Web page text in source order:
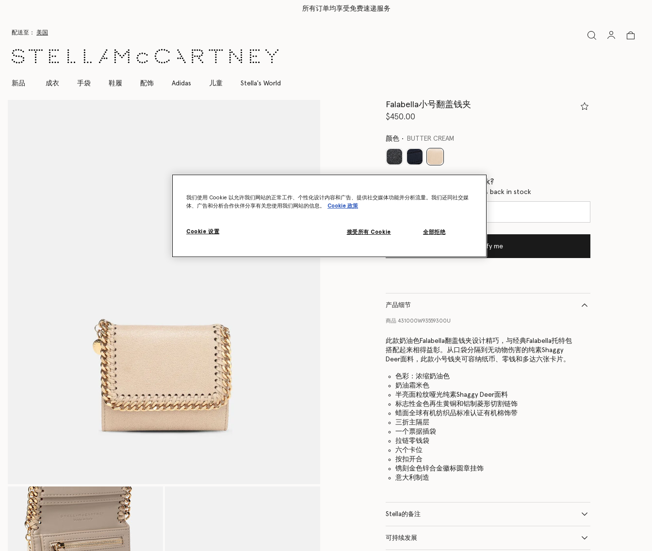
所有订单均享受免费速递服务
配送至： 美国
新品 成衣 手袋 鞋履 配饰 Adidas 儿童 Stella's World
Falabella小号翻盖钱夹
$450.00
颜色 BUTTER CREAM
已选
Want to know when it's back?
Get notified when this product is back in stock
Notify me
产品细节
商品 431000W93559300U
此款奶油色Falabella翻盖钱夹设计精巧，与经典Falabella托特包
搭配起来相得益彰。从口袋分隔到无动物伤害的纯素Shaggy
Deer面料，此款小号钱夹可容纳纸币、零钱和多达六张卡片。
色彩：浓缩奶油色
奶油霜米色
半亮面粒纹哑光纯素Shaggy Deer面料
标志性金色再生黄铜和铝制菱形切割链饰
蜡面全球有机纺织品标准认证有机棉饰带
三折主隔层
一个票据插袋
拉链零钱袋
六个卡位
按扣开合
镌刻金色锌合金徽标圆章挂饰
意大利制造
Stella的备注
可持续发展
我们使用 Cookie 以允许我们网站的正常工作、个性化设计内容和广告、提供社交媒体功能并分析流量。我们还同社交媒
体、广告和分析合作伙伴分享有关您使用我们网站的信息。
Cookie 政策
Cookie 设置 全部拒绝
接受所有 Cookie